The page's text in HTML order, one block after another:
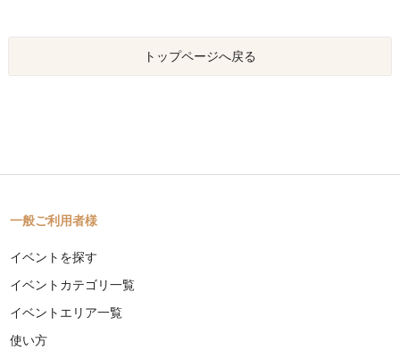
トップページへ戻る
一般ご利用者様
イベントを探す
イベントカテゴリ一覧
イベントエリア一覧
使い方